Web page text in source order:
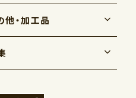
他・加工品